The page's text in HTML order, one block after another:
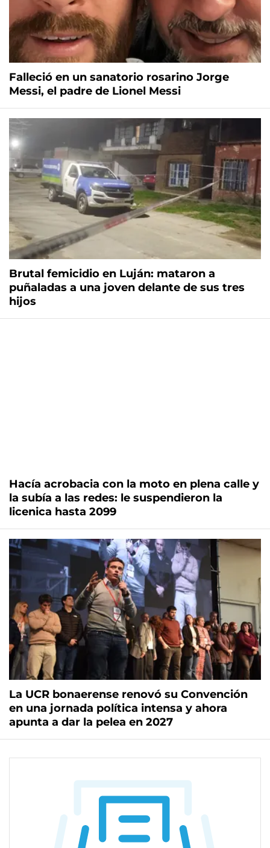
Falleció en un sanatorio rosarino Jorge
Messi, el padre de Lionel Messi
Brutal femicidio en Luján: mataron a
puñaladas a una joven delante de sus tres
hijos
Hacía acrobacia con la moto en plena calle y
la subía a las redes: le suspendieron la
licenica hasta 2099
La UCR bonaerense renovó su Convención
en una jornada política intensa y ahora
apunta a dar la pelea en 2027